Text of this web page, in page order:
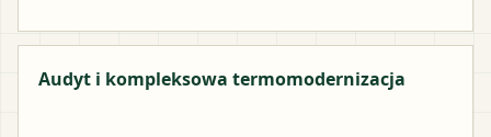
Audyt i kompleksowa termomodernizacja